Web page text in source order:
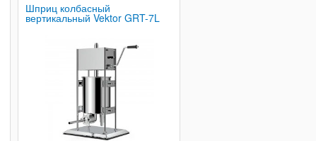
Шприц колбасный
вертикальный Vektor GRT-7L